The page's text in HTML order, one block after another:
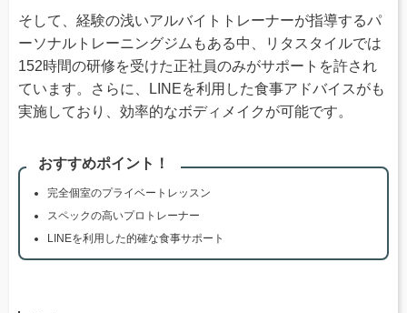
そして、経験の浅いアルバイトトレーナーが指導するパ
ーソナルトレーニングジムもある中、リタスタイルでは
152時間の研修を受けた正社員のみがサポートを許され
ています。さらに、LINEを利用した食事アドバイスがも
実施しており、効率的なボディメイクが可能です。
おすすめポイント！
完全個室のプライベートレッスン
スペックの高いプロトレーナー
LINEを利用した的確な食事サポート